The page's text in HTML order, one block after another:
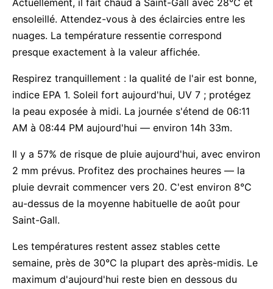
Actuellement, il fait chaud à Saint-Gall avec 28°C et
ensoleillé. Attendez-vous à des éclaircies entre les
nuages. La température ressentie correspond
presque exactement à la valeur affichée.
Respirez tranquillement : la qualité de l'air est bonne,
indice EPA 1. Soleil fort aujourd'hui, UV 7 ; protégez
la peau exposée à midi. La journée s'étend de 06:11
AM à 08:44 PM aujourd'hui — environ 14h 33m.
Il y a 57% de risque de pluie aujourd'hui, avec environ
2 mm prévus. Profitez des prochaines heures — la
pluie devrait commencer vers 20. C'est environ 8°C
au-dessus de la moyenne habituelle de août pour
Saint-Gall.
Les températures restent assez stables cette
semaine, près de 30°C la plupart des après-midis. Le
maximum d'aujourd'hui reste bien en dessous du